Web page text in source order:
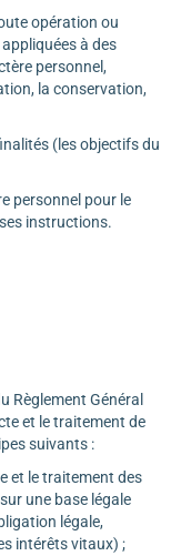
opération ou
à des
personnel,
la conservation,
(les objectifs du
personnel pour le
instructions.
Règlement Général
et le traitement de
suivants :
et le traitement des
une base légale
légale,
intérêts vitaux) ;